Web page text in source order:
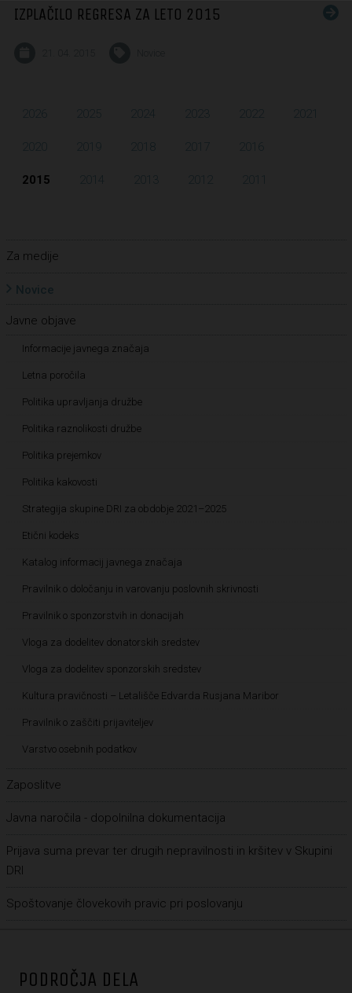
IZPLAČILO REGRESA ZA LETO 2015
2026 2024 2023
2019 2018 2016
2015 2014 2013
Za medije
Novice
Javne objave
Informacije javnega značaja
Letna poročila
Politika upravljanja družbe
Politika raznolikosti družbe
Politika prejemkov
Politika kakovosti
Strategija skupine DRI za obdobje 2021–2025
Etični kodeks
Katalog informacij javnega značaja
Pravilnik o določanju in varovanju poslovnih skrivnosti
Pravilnik o sponzorstvih in donacijah
Vloga za dodelitev donatorskih sredstev
Vloga za dodelitev sponzorskih sredstev
Kultura pravičnosti – Letališče Edvarda Rusjana Maribor
Pravilnik o zaščiti prijaviteljev
Varstvo osebnih podatkov
Zaposlitve
Javna naročila - dopolnilna dokumentacija
Prijava suma prevar ter drugih nepravilnosti in kršitev v Skupini
DRI
Spoštovanje človekovih pravic pri poslovanju
PODROČJA DELA